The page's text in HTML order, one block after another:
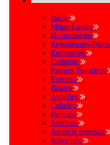
Início
Minas Gerais
Hospedagem
Restaurantes-Bares
Receptivos
Compras
Pacotes Turísticos
Eventos
Boates
Atrações
Cidades
Parques
Serviços
Anuncie conosco
Sobre nós